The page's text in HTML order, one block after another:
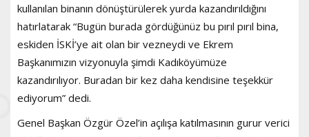
kullanılan binanın dönüştürülerek yurda kazandırıldığını
hatırlatarak “Bugün burada gördüğünüz bu pırıl pırıl bina,
eskiden İSKİ’ye ait olan bir vezneydi ve Ekrem
Başkanımızın vizyonuyla şimdi Kadıköyümüze
kazandırılıyor. Buradan bir kez daha kendisine teşekkür
ediyorum” dedi.
Genel Başkan Özgür Özel’in açılışa katılmasının gurur verici